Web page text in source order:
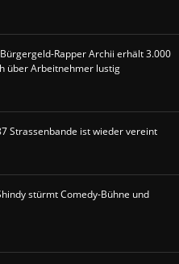
Rapper Archii erhält 3.000
über Arbeitnehmer lustig
Strassenbande ist wieder vereint
stürmt Comedy-Bühne und